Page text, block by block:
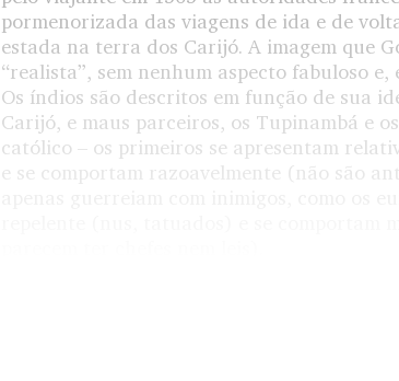
pormenorizada das viagens de ida e de
estada na terra dos Carijó. A imagem que
“realista”, sem nenhum aspecto fabuloso
Os índios são descritos em função de sua
Carijó, e maus parceiros, os Tupinambá e
católico – os primeiros se apresentam
e se comportam razoavelmente (não são